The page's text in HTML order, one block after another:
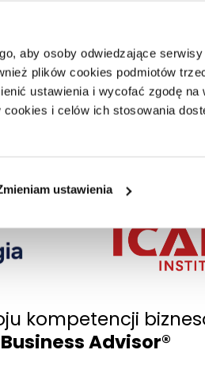
aby osoby odwiedzające
plików cookies podmiotów
ustawienia i wycofać zgodę
i celów ich stosowania
ustawienia
0
kompetencji
Business Advisor®